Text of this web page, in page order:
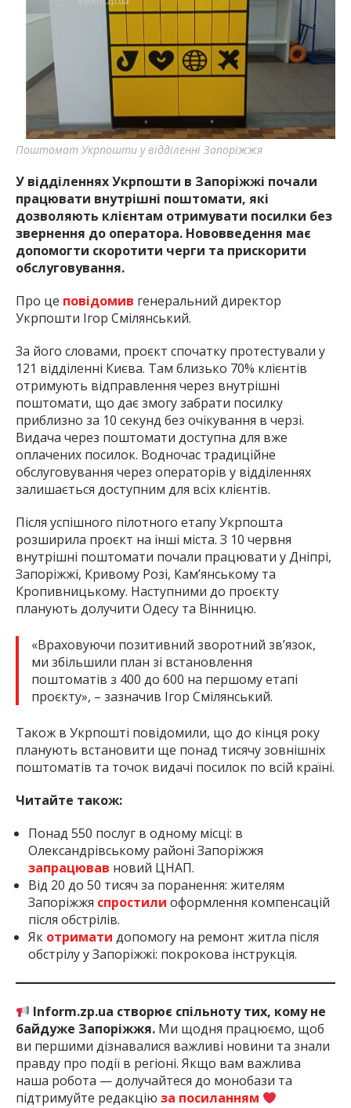
найважливішу інформацію про події
міста Запоріжжя та області.
Поштомат Укрпошти у відділенні Запоріжжя
У відділеннях Укрпошти в Запоріжжі почали
працювати внутрішні поштомати, які
дозволяють клієнтам отримувати посилки без
звернення до оператора. Нововведення має
допомогти скоротити черги та прискорити
обслуговування.
Про це повідомив генеральний директор
Укрпошти Ігор Смілянський.
За його словами, проєкт спочатку протестували у
121 відділенні Києва. Там близько 70% клієнтів
отримують відправлення через внутрішні
поштомати, що дає змогу забрати посилку
приблизно за 10 секунд без очікування в черзі.
Видача через поштомати доступна для вже
оплачених посилок. Водночас традиційне
обслуговування через операторів у відділеннях
залишається доступним для всіх клієнтів.
Після успішного пілотного етапу Укрпошта
розширила проєкт на інші міста. З 10 червня
внутрішні поштомати почали працювати у Дніпрі,
Запоріжжі, Кривому Розі, Кам’янському та
Кропивницькому. Наступними до проєкту
планують долучити Одесу та Вінницю.
«Враховуючи позитивний зворотний зв’язок,
ми збільшили план зі встановлення
поштоматів з 400 до 600 на першому етапі
проєкту», – зазначив Ігор Смілянський.
Також в Укрпошті повідомили, що до кінця року
планують встановити ще понад тисячу зовнішніх
поштоматів та точок видачі посилок по всій країні.
Читайте також:
Понад 550 послуг в одному місці: в
Олександрівському районі Запоріжжя
запрацював новий ЦНАП.
Від 20 до 50 тисяч за поранення: жителям
Запоріжжя спростили оформлення компенсацій
після обстрілів.
Як отримати допомогу на ремонт житла після
обстрілу у Запоріжжі: покрокова інструкція.
Inform.zp.ua створює спільноту тих, кому не
байдуже Запоріжжя. Ми щодня працюємо, щоб
ви першими дізнавалися важливі новини та знали
правду про події в регіоні. Якщо вам важлива
наша робота — долучайтеся до монобази та
підтримуйте редакцію за посиланням